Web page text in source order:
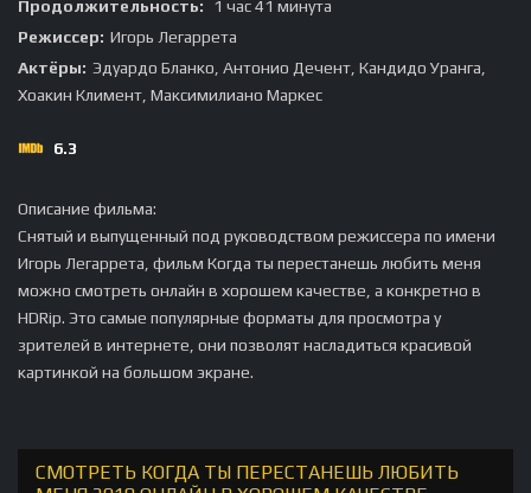
Продолжительность:
1 час 41 минута
Режиссер: Игорь Легаррета
Актёры: Эдуардо Бланко, Антонио Дечент, Кандидо Уранга,
Хоакин Климент, Максимилиано Маркес
6.3
Описание фильма:
Снятый и выпущенный под руководством режиссера по имени
Игорь Легаррета, фильм Когда ты перестанешь любить меня
можно смотреть онлайн в хорошем качестве, а конкретно в
HDRip. Это самые популярные форматы для просмотра у
зрителей в интернете, они позволят насладиться красивой
картинкой на большом экране.
СМОТРЕТЬ КОГДА ТЫ ПЕРЕСТАНЕШЬ ЛЮБИТЬ